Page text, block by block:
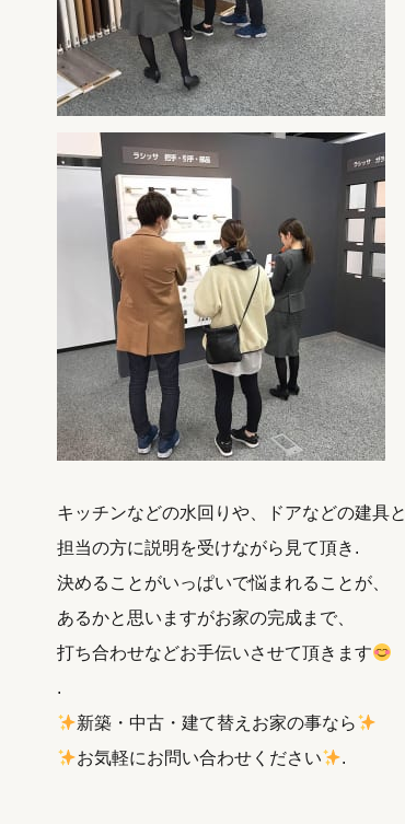
キッチンなどの水回りや、ドアなどの建具と
担当の方に説明を受けながら見て頂き.
決めることがいっぱいで悩まれることが、
あるかと思いますがお家の完成まで、
打ち合わせなどお手伝いさせて頂きます
.
新築・中古・建て替えお家の事なら
お気軽にお問い合わせください
.